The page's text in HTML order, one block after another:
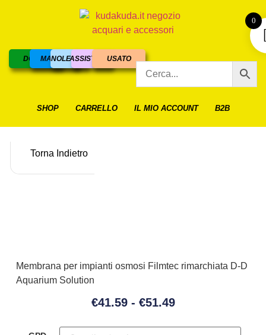
DOLCEMARINO
NOLEGGIOASSISTENZAUSATO
SHOP CARRELLO IL MIO ACCOUNT B2B
Torna Indietro
Membrana per impianti osmosi Filmtec rimarchiata D-D
Aquarium Solution
€41.59 - €51.49
0